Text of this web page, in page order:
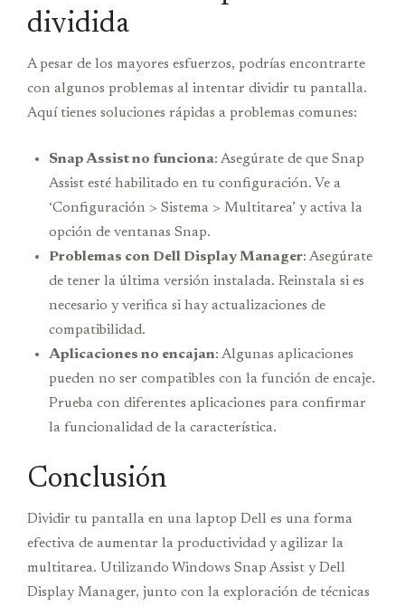
dividida
A pesar de los mayores esfuerzos, podrías encontrarte
con algunos problemas al intentar dividir tu pantalla.
Aquí tienes soluciones rápidas a problemas comunes:
Snap Assist no funciona: Asegúrate de que Snap
Assist esté habilitado en tu configuración. Ve a
‘Configuración > Sistema > Multitarea’ y activa la
opción de ventanas Snap.
Problemas con Dell Display Manager: Asegúrate
de tener la última versión instalada. Reinstala si es
necesario y verifica si hay actualizaciones de
compatibilidad.
Aplicaciones no encajan: Algunas aplicaciones
pueden no ser compatibles con la función de encaje.
Prueba con diferentes aplicaciones para confirmar
la funcionalidad de la característica.
Conclusión
Dividir tu pantalla en una laptop Dell es una forma
efectiva de aumentar la productividad y agilizar la
multitarea. Utilizando Windows Snap Assist y Dell
Display Manager, junto con la exploración de técnicas